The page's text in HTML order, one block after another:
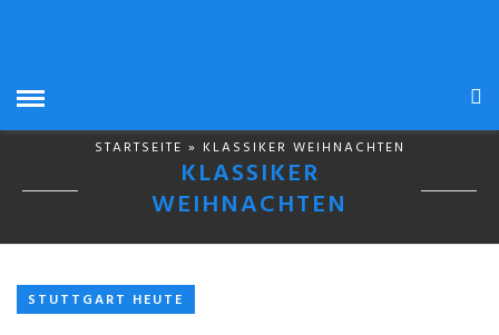
STARTSEITE » KLASSIKER WEIHNACHTEN
KLASSIKER
WEIHNACHTEN
STUTTGART HEUTE